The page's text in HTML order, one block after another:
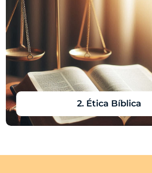
3. PsicologíaPastoral